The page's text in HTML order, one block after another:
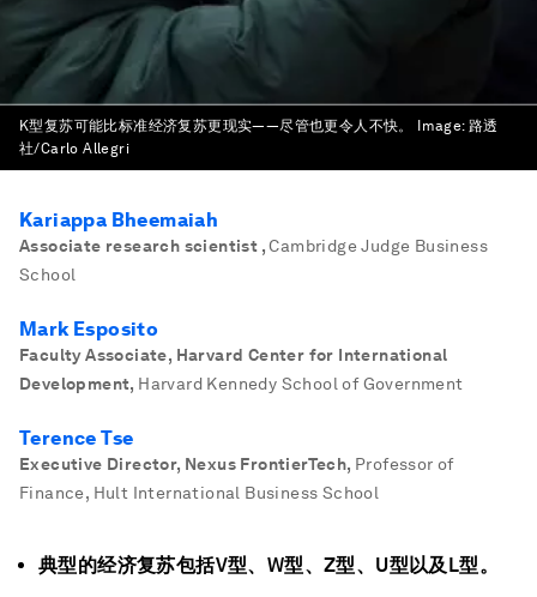
K型复苏可能比标准经济复苏更现实——尽管也更令人不快。 Image:路透
社/Carlo Allegri
Kariappa Bheemaiah
Associate research scientist , Cambridge Judge Business
School
Mark Esposito
Faculty Associate, Harvard Center for International
Development, Harvard Kennedy School of Government
Terence Tse
Executive Director, Nexus FrontierTech, Professor of
Finance, Hult International Business School
典型的经济复苏包括V型、W型、Z型、U型以及L型。